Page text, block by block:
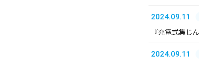
2024.09.11
『充電式集じ
2024.09.11